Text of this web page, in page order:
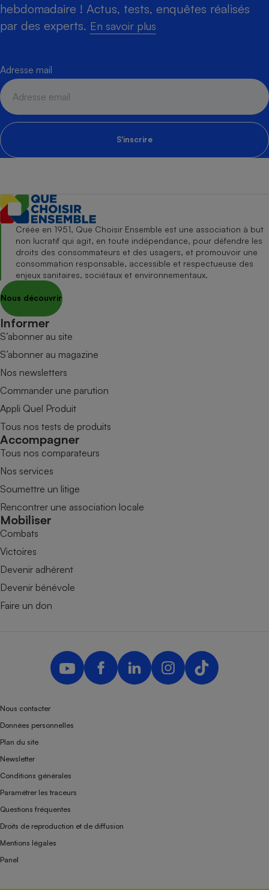
hebdomadaire ! Actus, tests, enquêtes réalisés
par des experts. En savoir plus
Adresse mail
S'inscrire
Créée en 1951, Que Choisir Ensemble est une association à but
non lucratif qui agit, en toute indépendance, pour défendre les
droits des consommateurs et des usagers, et promouvoir une
consommation responsable, accessible et respectueuse des
enjeux sanitaires, sociétaux et environnementaux.
Nous découvrir
Informer
S’abonner au site
S’abonner au magazine
Nos newsletters
Commander une parution
Appli Quel Produit
Tous nos tests de produits
Accompagner
Tous nos comparateurs
Nos services
Soumettre un litige
Rencontrer une association locale
Mobiliser
Combats
Victoires
Devenir adhérent
Devenir bénévole
Faire un don
Nous contacter
Données personnelles
Plan du site
Newsletter
Conditions générales
Paramétrer les traceurs
Questions fréquentes
Droits de reproduction et de diffusion
Mentions légales
Panel